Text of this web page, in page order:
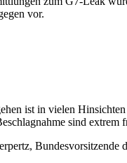
vor.
ist in vielen
sind
Bundesvorsitzende